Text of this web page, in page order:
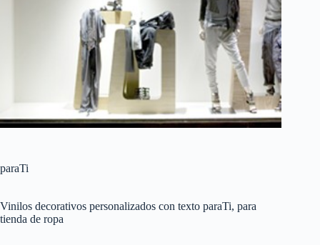
paraTi
Vinilos decorativos personalizados con texto paraTi, para
tienda de ropa